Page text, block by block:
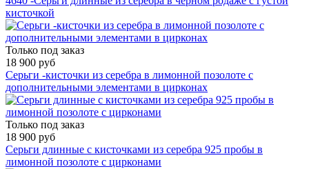
кисточкой
Только под заказ
18 900 руб
Серьги -кисточки из серебра в лимонной позолоте с
дополнительными элементами в цирконах
Только под заказ
18 900 руб
Серьги длинные с кисточками из серебра 925 пробы в
лимонной позолоте с цирконами